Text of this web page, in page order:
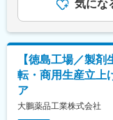
本ポジションは
アフターフォロ
身につけること
るやりがいと、
月）■賞与：年
20000円（月額
じて上下する可
記です。
気にな
【徳島工場／製
転・商用生産立上
ア
大鵬薬品工業株式会社